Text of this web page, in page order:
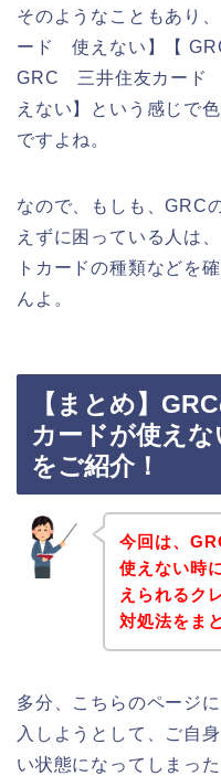
そのようなこともあり
ード 使えない】【
GRC 三井住友カー
えない】という感じで
ですよね。
なので、もしも、GRC
えずに困っている人は
トカードの種類などを
んよ。
【まとめ】
カードが使え
をご紹介！
今回は、
使えない時
えられるク
対処法をま
多分、こちらのページ
入しようとして、ご自
い状態になってしまっ